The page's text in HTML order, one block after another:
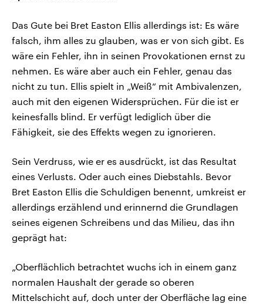
Das Gute bei Bret Easton Ellis allerdings ist: Es wäre
falsch, ihm alles zu glauben, was er von sich gibt. Es
wäre ein Fehler, ihn in seinen Provokationen ernst zu
nehmen. Es wäre aber auch ein Fehler, genau das
nicht zu tun. Ellis spielt in „Weiß“ mit Ambivalenzen,
auch mit den eigenen Widersprüchen. Für die ist er
keinesfalls blind. Er verfügt lediglich über die
Fähigkeit, sie des Effekts wegen zu ignorieren.
Sein Verdruss, wie er es ausdrückt, ist das Resultat
eines Verlusts. Oder auch eines Diebstahls. Bevor
Bret Easton Ellis die Schuldigen benennt, umkreist er
allerdings erzählend und erinnernd die Grundlagen
seines eigenen Schreibens und das Milieu, das ihn
geprägt hat:
„Oberflächlich betrachtet wuchs ich in einem ganz
normalen Haushalt der gerade so oberen
Mittelschicht auf, doch unter der Oberfläche lag eine